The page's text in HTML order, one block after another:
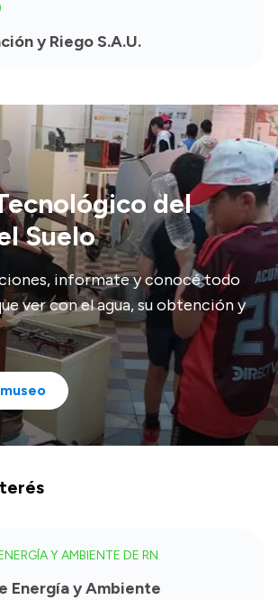
y Riego S.A.U.
del
Suelo
informate y conocé todo
ver con el agua, su obtención y
Energía y Ambiente
Y AMBIENTE DE RN